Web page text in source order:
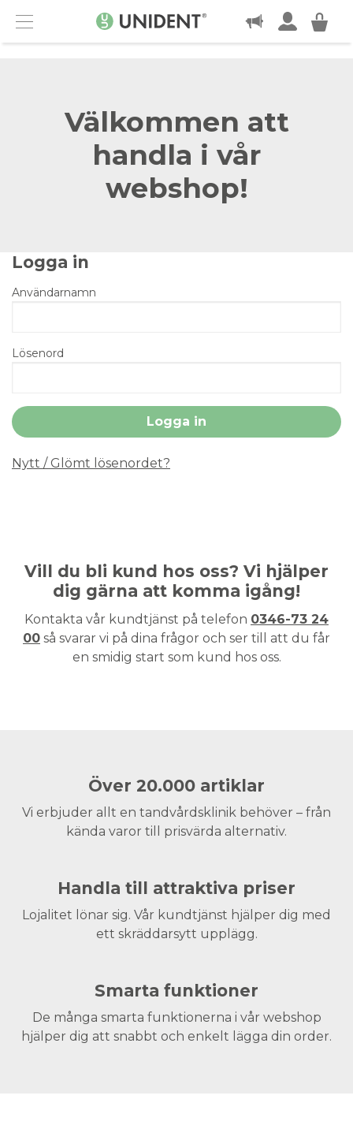
Menu
KONTAKT
Välkommen att
handla i vår
webshop!
Logga in
Användarnamn
Lösenord
Nytt / Glömt lösenordet?
Vill du bli kund hos oss? Vi hjälper
dig gärna att komma igång!
Kontakta vår kundtjänst på telefon 0346-73 24
00 så svarar vi på dina frågor och ser till att du får
en smidig start som kund hos oss.
Över 20.000 artiklar
Vi erbjuder allt en tandvårdsklinik behöver – från
kända varor till prisvärda alternativ.
Handla till attraktiva priser
Lojalitet lönar sig. Vår kundtjänst hjälper dig med
ett skräddarsytt upplägg.
Smarta funktioner
De många smarta funktionerna i vår webshop
hjälper dig att snabbt och enkelt lägga din order.